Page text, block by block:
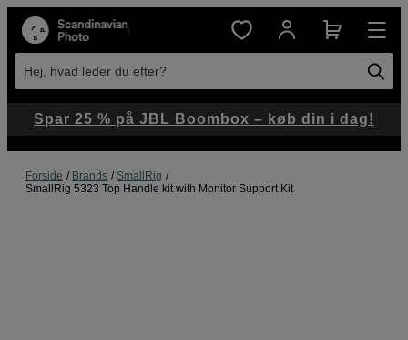
Hej, hvad leder du efter?
Forside Brands
SmallRig
SmallRig 5323 Top Handle kit with Monitor Support Kit
Spar 25 % på JBL Boombox – køb din i dag!